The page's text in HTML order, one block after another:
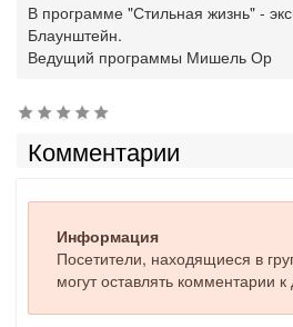
В программе "Стильная жизнь" -
Блаунштейн.
Ведущий программы Мишель Ор
Комментарии
Информация
Посетители, находящиеся в
могут оставлять комментарии